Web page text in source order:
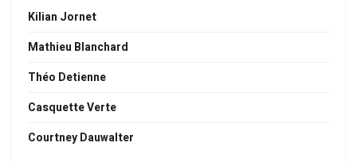
Kilian Jornet
Mathieu Blanchard
Théo Detienne
Casquette Verte
Courtney Dauwalter